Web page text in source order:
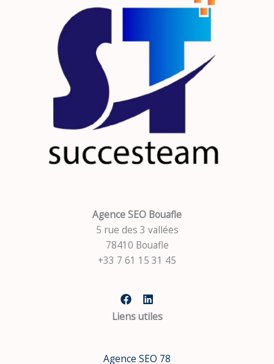
Agence SEO Bouafle
5 rue des 3 vallées
78410 Bouafle
+33 7 61 15 31 45
Liens utiles
Agence SEO 78